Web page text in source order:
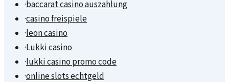
·baccarat casino auszahlung
·casino freispiele
·leon casino
·Lukki casino
·lukki casino promo code
·online slots echtgeld